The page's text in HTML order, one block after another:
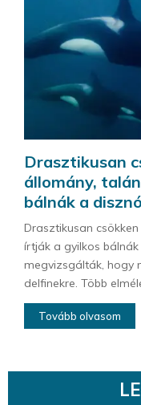
Drasztikusan
állomány,
bálnák a
Drasztikusan
írtják a gyilkos
megvizsgálták, hogy
delfinekre. Több
Tovább olvasom